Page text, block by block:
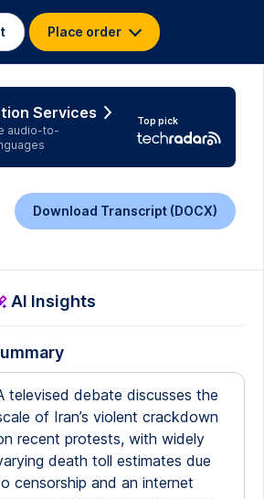
Place order
Services
audio-to-
Top pick
Download Transcript (DOCX)
AI Insights
televised debate discusses the
of Iran’s violent crackdown
recent protests, with widely
death toll estimates due
censorship and an internet